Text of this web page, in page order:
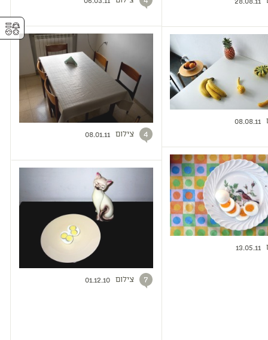
28.08.11
08.08.11
13.05.11
4 צילום 08.01.11
7 צילום 01.12.10
⚥︎